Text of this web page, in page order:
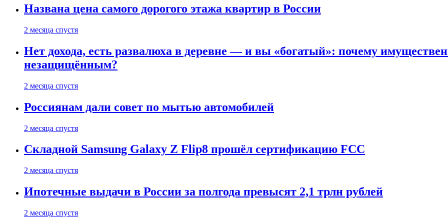
Названа цена самого дорогого этажа квартир в России
2 месяца спустя
Нет дохода, есть развалюха в деревне — и вы «богатый»: почему
незащищённым?
2 месяца спустя
Россиянам дали совет по мытью автомобилей
2 месяца спустя
Складной Samsung Galaxy Z Flip8 прошёл сертификацию FCC
2 месяца спустя
Ипотечные выдачи в России за полгода превысят 2,1 трлн рублей
2 месяца спустя